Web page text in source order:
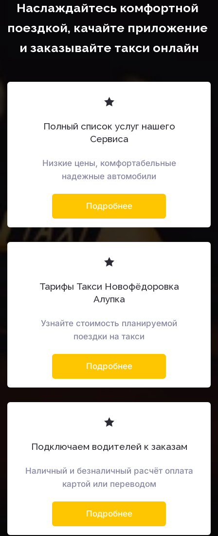
Наслаждайтесь комфортной
поездкой, качайте приложение
и заказывайте такси онлайн
Полный список услуг нашего
Сервиса
Низкие цены, комфортабельные
надежные автомобили
Подробнее
Тарифы Такси Новофёдоровка
Алупка
Узнайте стоимость планируемой
поездки на такси
Подробнее
Подключаем водителей к заказам
Наличный и безналичный расчёт оплата
картой или переводом
Подробнее